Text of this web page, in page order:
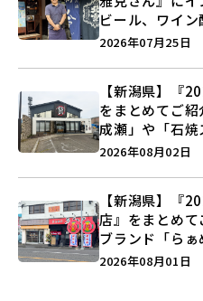
ビール、ワイ
史”に迫る♪
2026年07月25日
【新潟県】『
をまとめてご
成瀬」や「石
営業に幕…。
2026年08月02日
【新潟県】『
店』をまとめ
ブランド「ら
しょうがの空
2026年08月01日